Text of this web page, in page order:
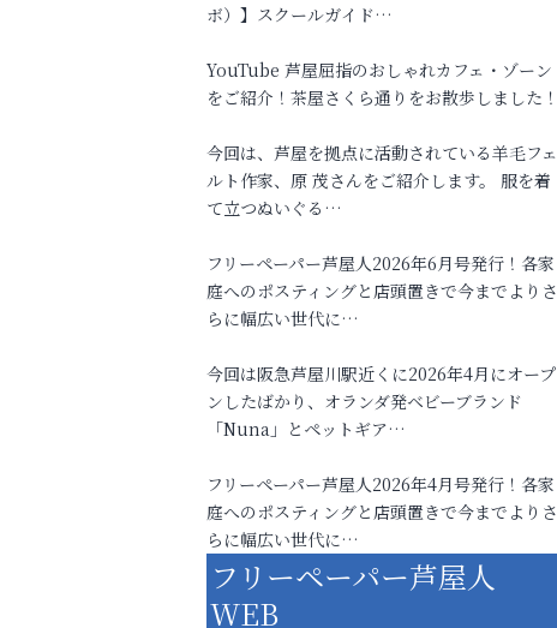
ボ）】スクールガイド…
YouTube 芦屋屈指のおしゃれカフェ・ゾーン
をご紹介！茶屋さくら通りをお散歩しました！
今回は、芦屋を拠点に活動されている羊毛フェ
ルト作家、原 茂さんをご紹介します。 服を着
て立つぬいぐる…
フリーペーパー芦屋人2026年6月号発行！各家
庭へのポスティングと店頭置きで今までよりさ
らに幅広い世代に…
今回は阪急芦屋川駅近くに2026年4月にオープ
ンしたばかり、オランダ発ベビーブランド
「Nuna」とペットギア…
フリーペーパー芦屋人2026年4月号発行！各家
庭へのポスティングと店頭置きで今までよりさ
らに幅広い世代に…
フリーペーパー芦屋人
WEB